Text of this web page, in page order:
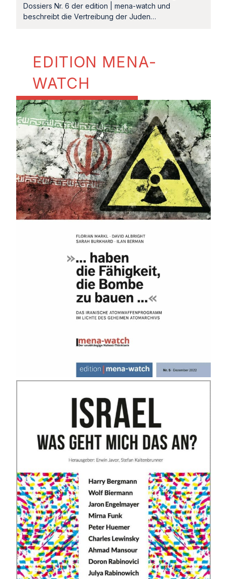
Dossiers Nr. 6 der edition | mena-watch und
beschreibt die Vertreibung der Juden…
EDITION MENA-
WATCH